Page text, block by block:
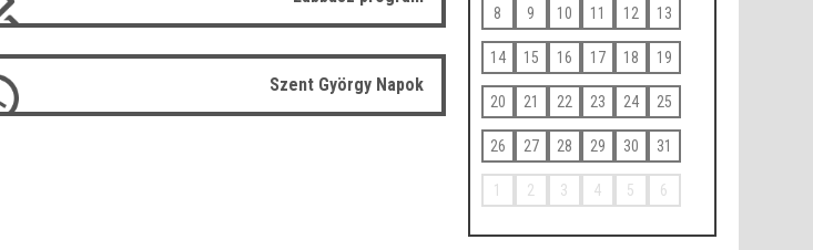
Szent György Napok
8 9 10 11 12 13
14 15 16 17 18 19
20 21 22 23 24 25
26 27 28 29 30 31
1 2 3 4 5 6